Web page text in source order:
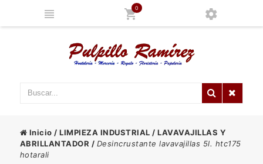
0
Inicio /LIMPIEZA INDUSTRIAL /LAVAVAJILLAS Y
ABRILLANTADOR / Desincrustante lavavajillas 5l. htc175
hotarali